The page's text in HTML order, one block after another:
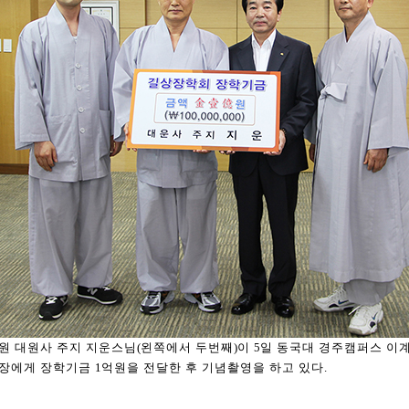
대원사 주지 지운스님 (왼쪽에서 두번째 )이 5일 동국대 경주캠퍼스 이
에게 장학기금 1억원을 전달한 후 기념촬영을 하고 있다.